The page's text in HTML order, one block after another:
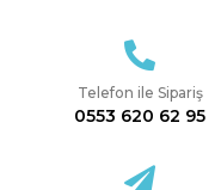
Telefon ile Sipariş
0553 620 62 95